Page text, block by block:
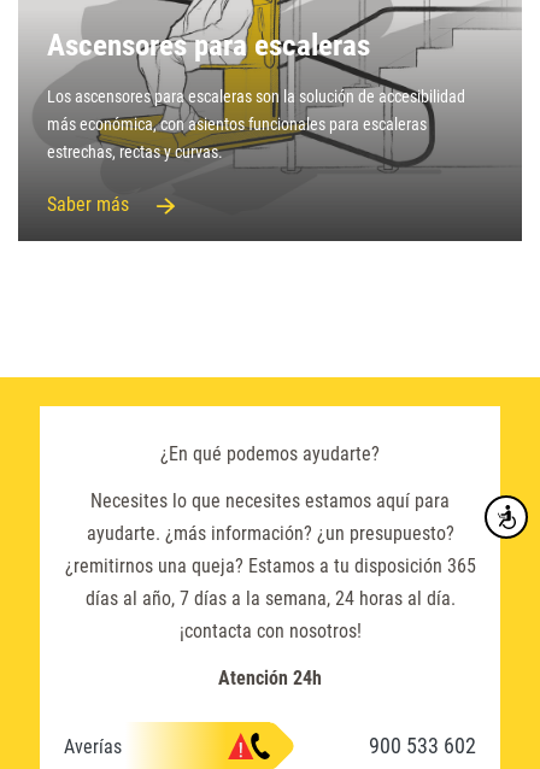
Ascensores para escaleras
Los ascensores para escaleras son la solución de accesibilidad
más económica, con asientos funcionales para escaleras
estrechas, rectas y curvas.
Saber más
¿En qué podemos ayudarte?
Necesites lo que necesites estamos aquí para
ayudarte. ¿más información? ¿un presupuesto?
¿remitirnos una queja? Estamos a tu disposición 365
días al año, 7 días a la semana, 24 horas al día.
¡contacta con nosotros!
Atención 24h
Averías 900 533 602